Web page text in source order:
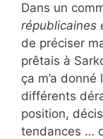
Dans un
républicaines
de préciser
prêtais à
ça m’a donné
différents
position,
tendances …